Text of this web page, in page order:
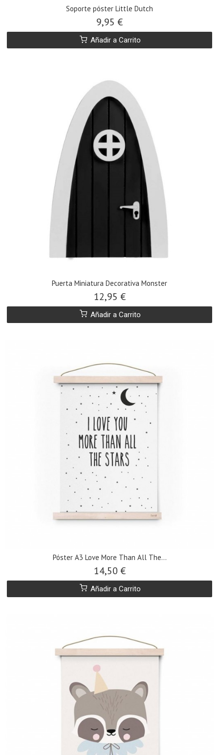
Soporte póster Little Dutch
9,95 €
Añadir a Carrito
Puerta Miniatura Decorativa Monster
12,95 €
Añadir a Carrito
Póster A3 Love More Than All The...
14,50 €
Añadir a Carrito